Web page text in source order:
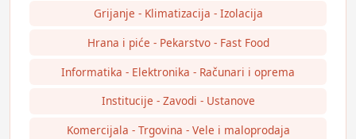
Grijanje - Klimatizacija - Izolacija
Hrana i piće - Pekarstvo - Fast Food
Informatika - Elektronika - Računari i oprema
Institucije - Zavodi - Ustanove
Komercijala - Trgovina - Vele i maloprodaja